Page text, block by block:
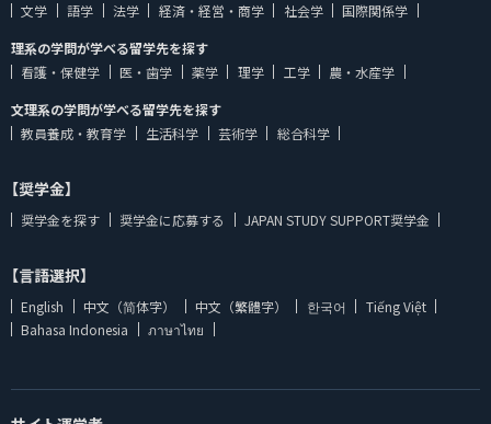
文学
語学 法学 経済・経営・商学 社会学
国際関係学
理系の学問が学べる留学先を探す
看護・保健学
医・歯学 薬学 理学 工学
農・水産学
文理系の学問が学べる留学先を探す
教員養成・教育学
生活科学 芸術学 総合科学
【奨学金】
奨学金を探す 奨学金に応募する JAPAN STUDY SUPPORT奨学金
【言語選択】
English 中文（简体字） 中文（繁體字） 한국어
Tiếng Việt
Bahasa Indonesia
ภาษาไทย